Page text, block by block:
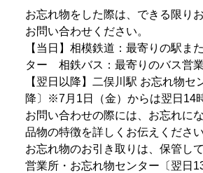
お忘れ物をした際は、できる限り
お問い合わせください。
【当日】相模鉄道：最寄りの駅ま
ター 相鉄バス：最寄りのバス営
【翌日以降】二俣川駅 お忘れ物セ
降〕※7月1日（金）からは翌日14
お問い合わせの際には、お忘れに
品物の特徴を詳しくお伝えください
お忘れ物のお引き取りは、保管し
営業所・お忘れ物センター〔翌日